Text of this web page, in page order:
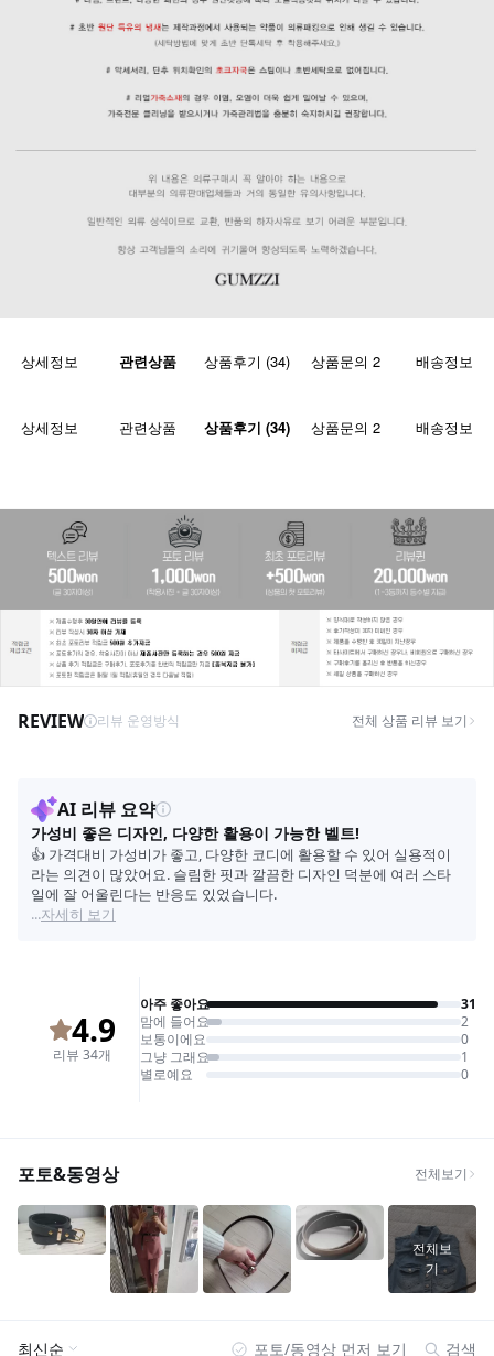
상세정보 관련상품 상품후기 (34) 상품문의 2 배송정보
상세정보 관련상품 상품후기 (34) 상품문의 2 배송정보